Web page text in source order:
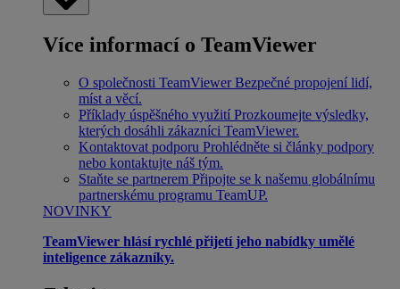
Více informací o TeamViewer
O společnosti TeamViewer Bezpečné propojení lidí,
míst a věcí.
Příklady úspěšného využití Prozkoumejte výsledky,
kterých dosáhli zákazníci TeamViewer.
Kontaktovat podporu Prohlédněte si články podpory
nebo kontaktujte náš tým.
Staňte se partnerem Připojte se k našemu globálnímu
partnerskému programu TeamUP.
NOVINKY
TeamViewer hlásí rychlé přijetí jeho nabídky umělé
inteligence zákazníky.